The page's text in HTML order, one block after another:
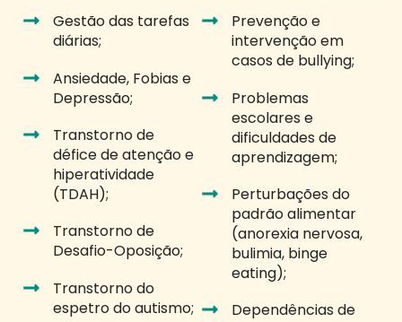
Gestão das tarefas
diárias;
Ansiedade, Fobias e
Depressão;
Transtorno de
défice de atenção e
hiperatividade
(TDAH);
Transtorno de
Desafio-Oposição;
Transtorno do
espetro do autismo;
Prevenção e
intervenção em
casos de bullying;
Problemas
escolares e
dificuldades de
aprendizagem;
Perturbações do
padrão alimentar
(anorexia nervosa,
bulimia, binge
eating);
Dependências de